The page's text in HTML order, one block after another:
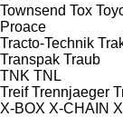
Townsend Tox
Proace
Tracto-Technik
Transpak Traub
TNK TNL
Treif Trennjaeger
X-BOX X-CHAIN